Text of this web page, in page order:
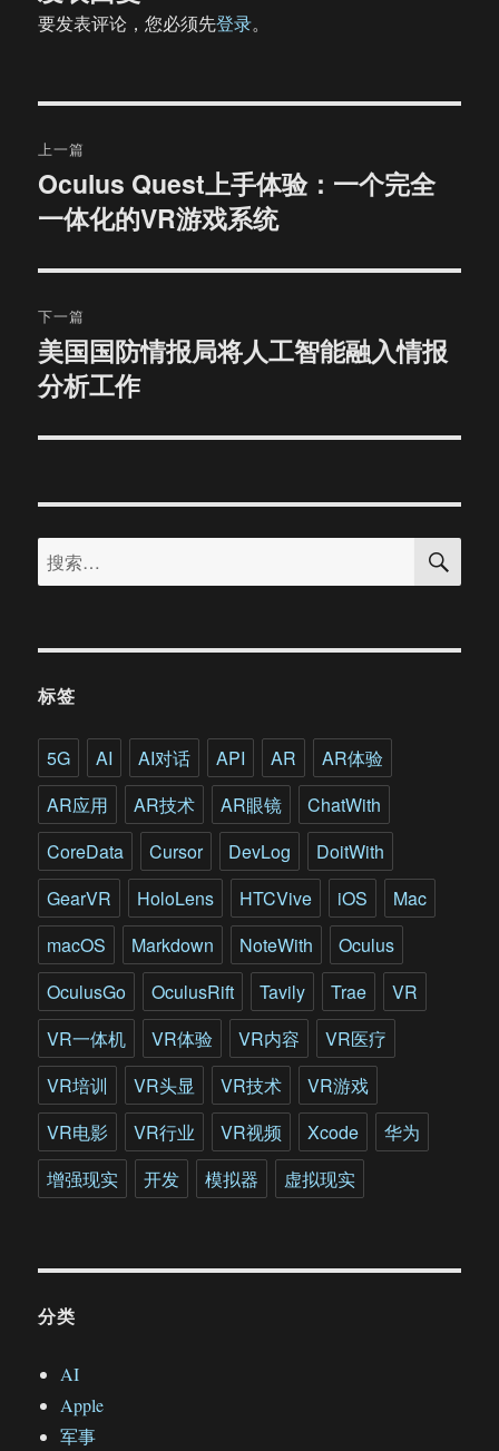
要发表评论，您必须先登录。
章
导
航
上一篇
上
篇
章：
Oculus Quest上手体验：一个完全
一体化的VR游戏系统
下一篇
下
篇
章：
美国国防情报局将人工智能融入情报
分析工作
搜
索：
搜
标签
5G AI AI对话 API AR
AR体验
AR应用
AR技术 AR眼镜
ChatWith
CoreData
Cursor DevLog
DoitWith
GearVR
HoloLens HTCVive iOS
Mac
macOS
Markdown NoteWith
Oculus
OculusGo
OculusRift Tavily Trae
VR
VR一体机
VR体验 VR内容
VR医疗
VR培训
VR头显 VR技术
VR游戏
VR电影
VR行业 VR视频 Xcode
华为
增强现实
开发 模拟器 虚拟现实
分类
AI
Apple
军事